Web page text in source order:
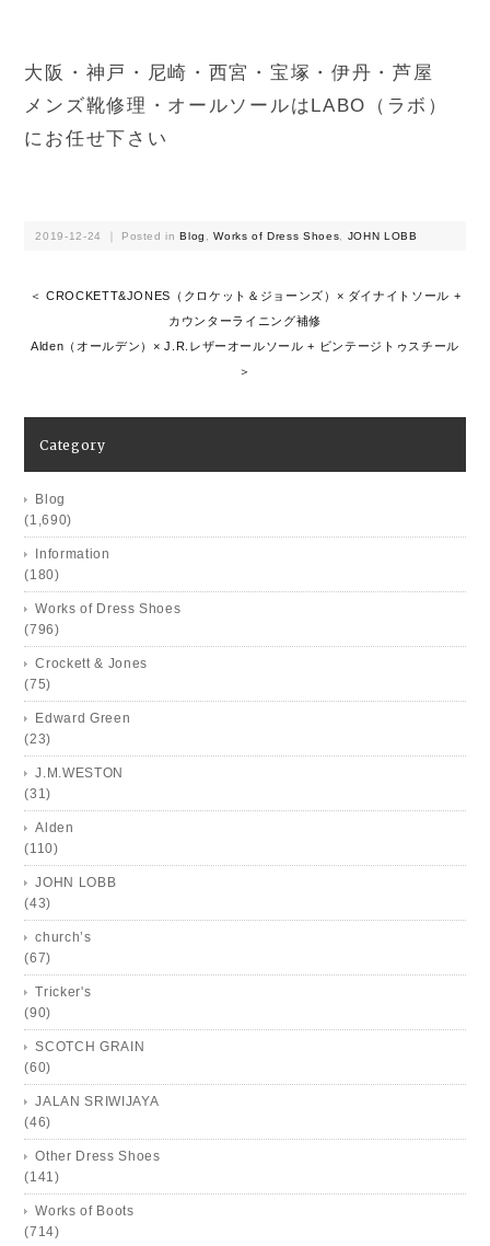
大阪・神戸・尼崎・西宮・宝塚・伊丹・芦屋
メンズ靴修理・オールソールはLABO（ラボ）
にお任せ下さい
2019-12-24 ｜ Posted inBlog ,Works of Dress Shoes, JOHN LOBB
＜ CROCKETT&JONES（クロケット＆ジョーンズ）× ダイナイトソール +
カウンターライニング補修
Alden（オールデン）× J.R.レザーオールソール + ビンテージトゥスチール
＞
Category
Blog
(1,690)
Information
(180)
Works of Dress Shoes
(796)
Crockett & Jones
(75)
Edward Green
(23)
J.M.WESTON
(31)
Alden
(110)
JOHN LOBB
(43)
church’s
(67)
Tricker's
(90)
SCOTCH GRAIN
(60)
JALAN SRIWIJAYA
(46)
Other Dress Shoes
(141)
Works of Boots
(714)